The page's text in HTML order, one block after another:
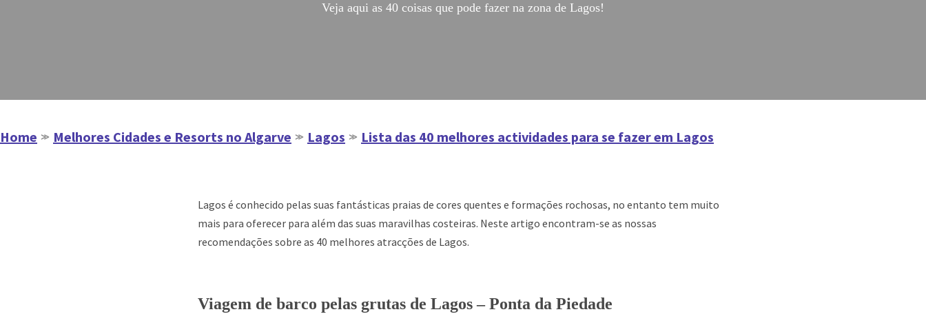
Veja aqui as 40 coisas que pode fazer na zona de Lagos!
Home ≫ Melhores Cidades e Resorts no Algarve ≫ Lagos ≫ Lista das 40 melhores actividades para se fazer em Lagos
Lagos é conhecido pelas suas fantásticas praias de cores quentes e formações rochosas, no entanto tem muito
mais para oferecer para além das suas maravilhas costeiras. Neste artigo encontram-se as nossas
recomendações sobre as 40 melhores atracções de Lagos.
Viagem de barco pelas grutas de Lagos – Ponta da Piedade